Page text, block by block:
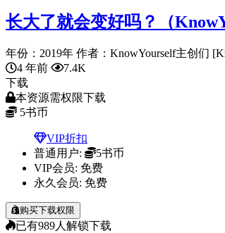
长大了就会变好吗？（
年份：2019年 作者：KnowYourself主创们
4 年前
7.4K
下载
本资源需权限下载
5书币
VIP折扣
普通用户:
5书币
VIP会员: 免费
永久会员: 免费
购买下载权限
已有989人解锁下载